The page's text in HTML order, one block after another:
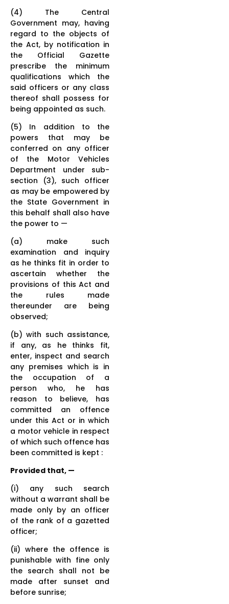
(4) The Central
Government may, having
regard to the objects of
the Act, by notification in
the Official Gazette
prescribe the minimum
qualifications which the
said officers or any class
thereof shall possess for
being appointed as such.
(5) In addition to the
powers that may be
conferred on any officer
of the Motor Vehicles
Department under sub-
section (3), such officer
as may be empowered by
the State Government in
this behalf shall also have
the power to —
(a) make such
examination and inquiry
as he thinks fit in order to
ascertain whether the
provisions of this Act and
the rules made
thereunder are being
observed;
(b) with such assistance,
if any, as he thinks fit,
enter, inspect and search
any premises which is in
the occupation of a
person who, he has
reason to believe, has
committed an offence
under this Act or in which
a motor vehicle in respect
of which such offence has
been committed is kept :
Provided that, —
(i) any such search
without a warrant shall be
made only by an officer
of the rank of a gazetted
officer;
(ii) where the offence is
punishable with fine only
the search shall not be
made after sunset and
before sunrise;